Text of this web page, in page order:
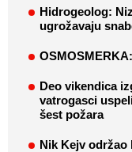
Hidrogeolog:
ugrožavaju
Deo vikendica
vatrogasci
šest požara
Nik Kejv održao